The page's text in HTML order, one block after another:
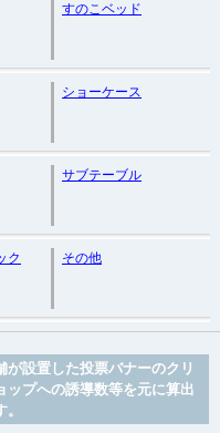
すのこベッド
ショーケース
サブテーブル
ク その他
が設置した投票バナーのクリ
ップへの誘導数等を元に算出